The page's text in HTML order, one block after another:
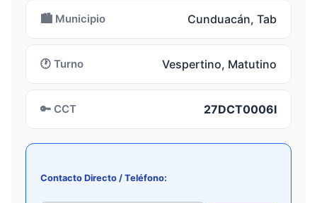
🏙️ Municipio Cunduacán, Tab
🕐 Turno Vespertino, Matutino
🔑 CCT 27DCT0006I
Contacto Directo / Teléfono: